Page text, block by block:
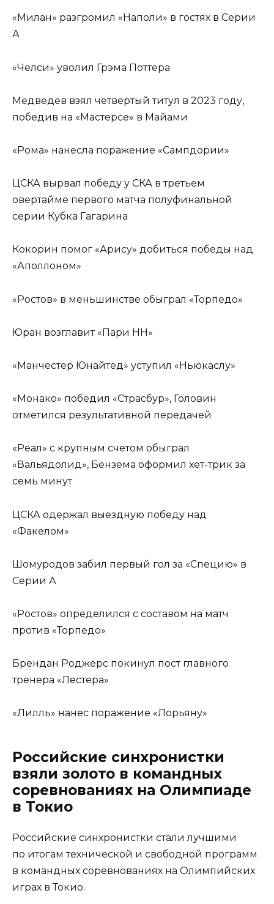
«Милан» разгромил «Наполи» в гостях в Серии
А
«Челси» уволил Грэма Поттера
Медведев взял четвертый титул в 2023 году,
победив на «Мастерсе» в Майами
«Рома» нанесла поражение «Сампдории»
ЦСКА вырвал победу у СКА в третьем
овертайме первого матча полуфинальной
серии Кубка Гагарина
Кокорин помог «Арису» добиться победы над
«Аполлоном»
«Ростов» в меньшинстве обыграл «Торпедо»
Юран возглавит «Пари НН»
«Манчестер Юнайтед» уступил «Ньюкаслу»
«Монако» победил «Страсбур», Головин
отметился результативной передачей
«Реал» с крупным счетом обыграл
«Вальядолид», Бензема оформил хет-трик за
семь минут
ЦСКА одержал выездную победу над
«Факелом»
Шомуродов забил первый гол за «Специю» в
Серии А
«Ростов» определился с составом на матч
против «Торпедо»
Брендан Роджерс покинул пост главного
тренера «Лестера»
«Лилль» нанес поражение «Лорьяну»
Российские синхронистки
взяли золото в командных
соревнованиях на Олимпиаде
в Токио
Российские синхронистки стали лучшими
по итогам технической и свободной программ
в командных соревнованиях на Олимпийских
играх в Токио.